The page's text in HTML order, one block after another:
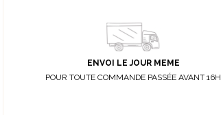
ENVOI LE JOUR MEME
POUR TOUTE COMMANDE PASSÉE AVANT 16H